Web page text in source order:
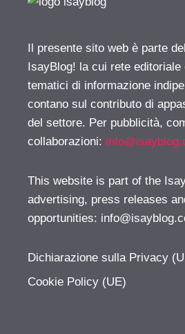
Il presente sito web è parte
IsayBlog! la cui rete editoriale
tematici di informazione
contano sul contributo di
del settore. Per pubblicità,
collaborazioni:
This website is part of the
advertising, press releases
opportunities:
Dichiarazione sulla Privacy
Cookie Policy (UE)